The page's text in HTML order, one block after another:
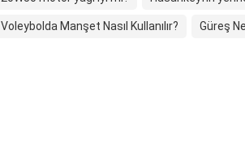
Voleybolda Manşet Nasıl Kullanılır? Güreş